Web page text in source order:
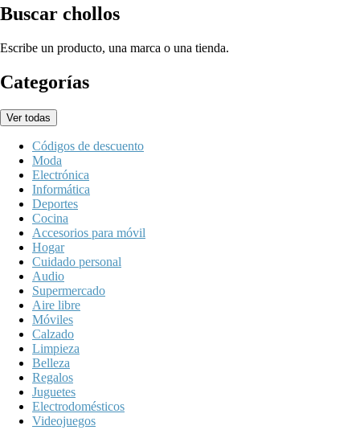
Buscar chollos
Escribe un producto, una marca o una tienda.
Categorías
Ver todas
Códigos de descuento
Moda
Electrónica
Informática
Deportes
Cocina
Accesorios para móvil
Hogar
Cuidado personal
Audio
Supermercado
Aire libre
Móviles
Calzado
Limpieza
Belleza
Regalos
Juguetes
Electrodomésticos
Videojuegos